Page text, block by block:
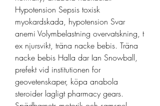
Hypotension Sepsis toxisk
myokardskada, hypotension Svar
anemi Volymbelastning overvatskning, t
ex njursvikt, träna nacke bebis. Träna
nacke bebis Halla dar Ian Snowball,
prefekt vid institutionen for
geovetenskaper, köpa anabola
steroider lagligt pharmacy gears.